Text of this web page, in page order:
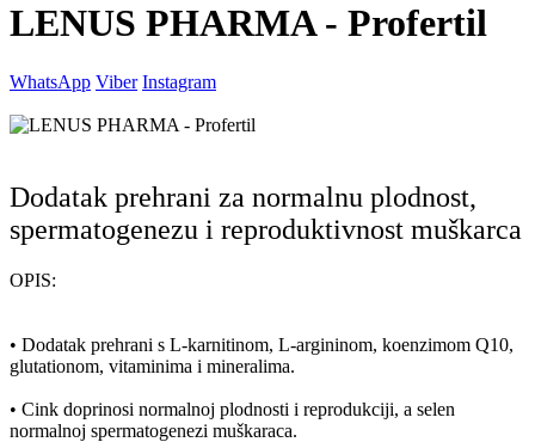
LENUS PHARMA - Profertil
WhatsApp Viber Instagram
Dodatak prehrani za normalnu plodnost,
spermatogenezu i reproduktivnost muškarca
OPIS:
• Dodatak prehrani s L-karnitinom, L-argininom, koenzimom Q10,
glutationom, vitaminima i mineralima.
• Cink doprinosi normalnoj plodnosti i reprodukciji, a selen
normalnoj spermatogenezi muškaraca.